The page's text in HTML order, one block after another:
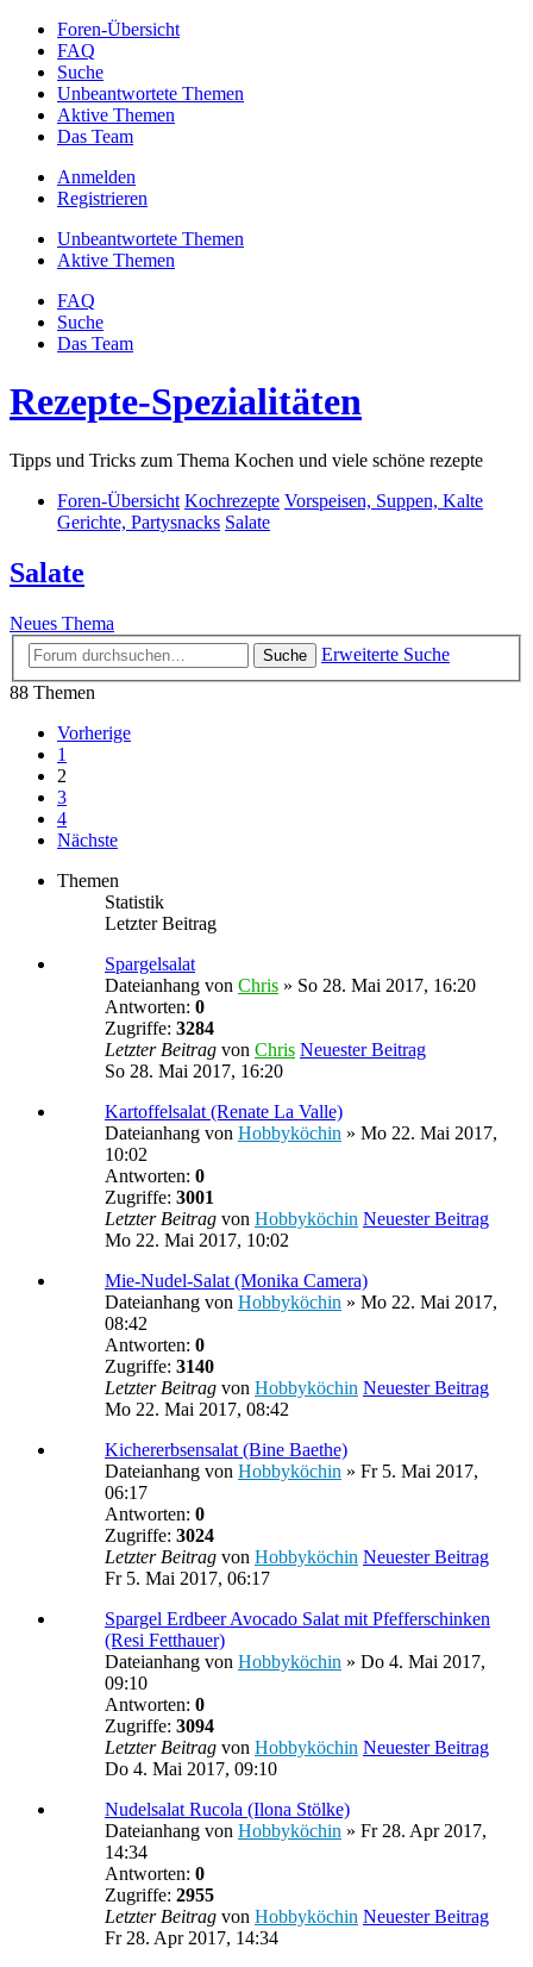
Foren-Übersicht
FAQ
Suche
Unbeantwortete Themen
Aktive Themen
Das Team
Anmelden
Registrieren
Unbeantwortete Themen
Aktive Themen
FAQ
Suche
Das Team
Rezepte-Spezialitäten
Tipps und Tricks zum Thema Kochen und viele schöne rezepte
Foren-Übersicht Kochrezepte Vorspeisen, Suppen, Kalte
Gerichte, Partysnacks Salate
Salate
Neues Thema
Suche
Erweiterte Suche
88 Themen
Vorherige
1
2
3
4
Nächste
Themen
Statistik
Letzter Beitrag
Spargelsalat
Dateianhang von Chris » So 28. Mai 2017, 16:20
Antworten: 0
Zugriffe: 3284
Letzter Beitrag von Chris Neuester Beitrag
So 28. Mai 2017, 16:20
Kartoffelsalat (Renate La Valle)
Dateianhang von Hobbyköchin » Mo 22. Mai 2017,
10:02
Antworten: 0
Zugriffe: 3001
Letzter Beitrag von Hobbyköchin Neuester Beitrag
Mo 22. Mai 2017, 10:02
Mie-Nudel-Salat (Monika Camera)
Dateianhang von Hobbyköchin » Mo 22. Mai 2017,
08:42
Antworten: 0
Zugriffe: 3140
Letzter Beitrag von Hobbyköchin Neuester Beitrag
Mo 22. Mai 2017, 08:42
Kichererbsensalat (Bine Baethe)
Dateianhang von Hobbyköchin » Fr 5. Mai 2017,
06:17
Antworten: 0
Zugriffe: 3024
Letzter Beitrag von Hobbyköchin Neuester Beitrag
Fr 5. Mai 2017, 06:17
Spargel Erdbeer Avocado Salat mit Pfefferschinken
(Resi Fetthauer)
Dateianhang von Hobbyköchin » Do 4. Mai 2017,
09:10
Antworten: 0
Zugriffe: 3094
Letzter Beitrag von Hobbyköchin Neuester Beitrag
Do 4. Mai 2017, 09:10
Nudelsalat Rucola (Ilona Stölke)
Dateianhang von Hobbyköchin » Fr 28. Apr 2017,
14:34
Antworten: 0
Zugriffe: 2955
Letzter Beitrag von Hobbyköchin Neuester Beitrag
Fr 28. Apr 2017, 14:34